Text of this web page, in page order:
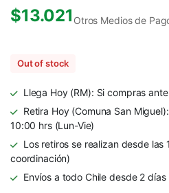
$13.021 Otros Medios de
Out of stock
Llega Hoy (RM): Si compras
Retira Hoy (Comuna San
10:00 hrs (Lun-Vie)
Los retiros se realizan desde
coordinación)
Envíos a todo Chile desde 2 días